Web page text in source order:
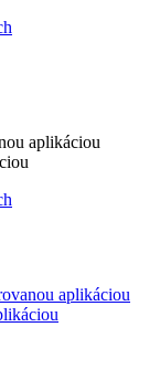
aplikáciou
aplikáciou